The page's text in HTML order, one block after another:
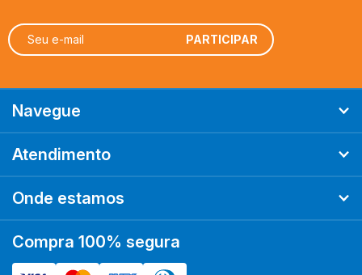
Navegue
Atendimento
Onde estamos
Compra 100% segura